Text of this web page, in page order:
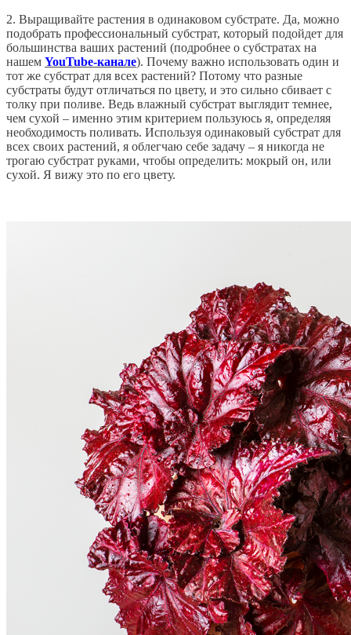
2. Выращивайте растения в одинаковом субстрате. Да, можно
подобрать профессиональный субстрат, который подойдет для
большинства ваших растений (подробнее о субстратах на
нашем YouTube-канале). Почему важно использовать один и
тот же субстрат для всех растений? Потому что разные
субстраты будут отличаться по цвету, и это сильно сбивает с
толку при поливе. Ведь влажный субстрат выглядит темнее,
чем сухой – именно этим критерием пользуюсь я, определяя
необходимость поливать. Используя одинаковый субстрат для
всех своих растений, я облегчаю себе задачу – я никогда не
трогаю субстрат руками, чтобы определить: мокрый он, или
сухой. Я вижу это по его цвету.